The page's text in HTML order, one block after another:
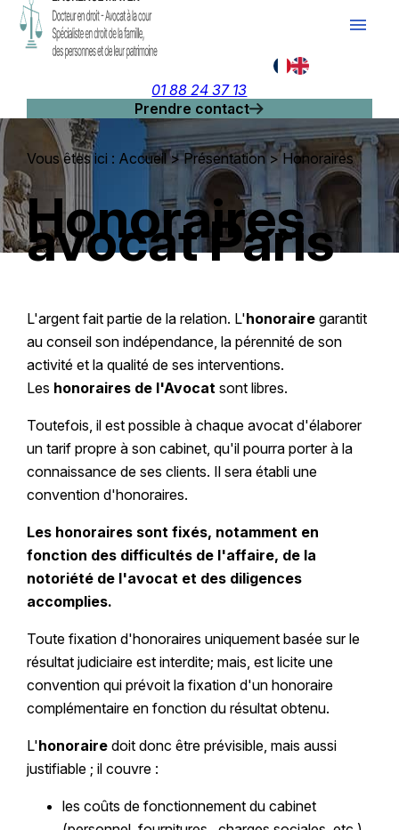
menu
01 88 24 37 13
Prendre contact
Vous êtes ici : Accueil>Présentation> Honoraires
Honoraires
avocat Paris
L'argent fait partie de la relation. L'honoraire garantit
au conseil son indépendance, la pérennité de son
activité et la qualité de ses interventions.
Les honoraires de l'Avocat sont libres.
Toutefois, il est possible à chaque avocat d'élaborer
un tarif propre à son cabinet, qu'il pourra porter à la
connaissance de ses clients. Il sera établi une
convention d'honoraires.
Les honoraires sont fixés, notamment en
fonction des difficultés de l'affaire, de la
notoriété de l'avocat et des diligences
accomplies.
Toute fixation d'honoraires uniquement basée sur le
résultat judiciaire est interdite; mais, est licite une
convention qui prévoit la fixation d'un honoraire
complémentaire en fonction du résultat obtenu.
L'honoraire doit donc être prévisible, mais aussi
justifiable ; il couvre :
les coûts de fonctionnement du cabinet
Panneau de gestion des cookies